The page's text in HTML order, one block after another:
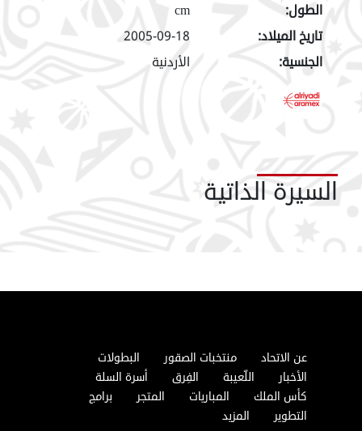
الطول:
cm
تاريخ الميلاد:
2005-09-18
الجنسية:
الأردنية
السيرة الذاتية
عن الاتحاد منتخبات الصقور
البطولات
الأخبار
اللّعيبة الفِرق
أسرة السلة
كأس الملك
المباريات المتجر
برامج
التطوير
المزيد